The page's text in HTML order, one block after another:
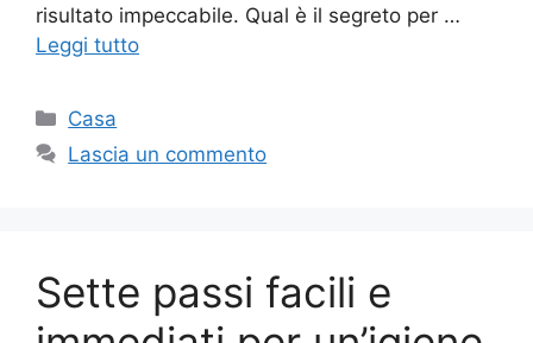
risultato impeccabile. Qual è il segreto per …
Leggi tutto
Categorie
Casa
Lascia un commento
Sette passi facili e